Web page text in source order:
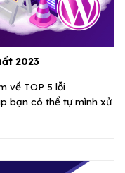
2023
về TOP 5 lỗi
bạn có thể tự mình xử